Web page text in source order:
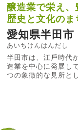
醸造業で栄え、
歴史と文化のま
愛知県半田市
あいちけんはんだし
半⽥市は、江⼾時代
造業を中⼼に発展し
つの象徴的な⾒所と